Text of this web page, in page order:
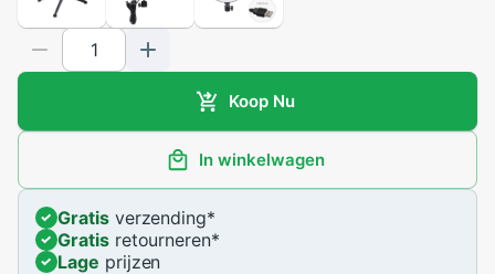
Koop Nu
In winkelwagen
Gratisverzending*
Gratisretourneren*
Lage prijzen